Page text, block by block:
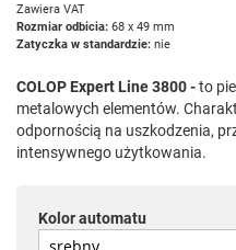
Zawiera VAT
Rozmiar odbicia: 68 x 49 mm
Zatyczka w standardzie: nie
COLOP Expert Line 3800 -to
metalowych elementów.
odpornością na uszkodzenia,
intensywnego użytkowania.
Kolor automatu